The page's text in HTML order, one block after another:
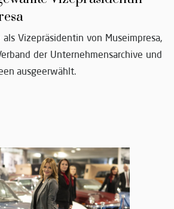
Vizepräsidentin von Museimpresa,
der Unternehmensarchive und
ausgeerwählt.